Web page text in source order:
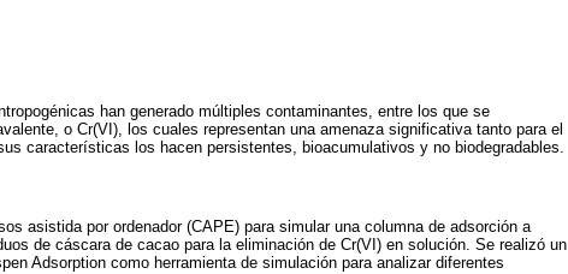
han generado múltiples contaminantes, entre los que se
o Cr(VI), los cuales representan una amenaza significativa tanto para el
características los hacen persistentes, bioacumulativos y no biodegradables.
asistida por ordenador (CAPE) para simular una columna de adsorción a
de cáscara de cacao para la eliminación de Cr(VI) en solución. Se realizó un
Adsorption como herramienta de simulación para analizar diferentes